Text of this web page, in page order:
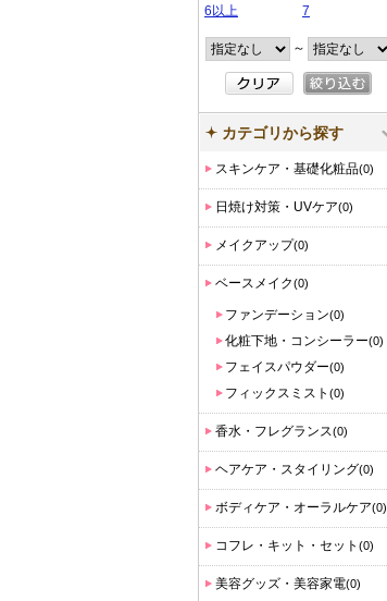
6以上
7
～
カテゴリから探す
スキンケア・基礎化粧品(0)
日焼け対策・UVケア(0)
メイクアップ(0)
ベースメイク(0)
ファンデーション(0)
化粧下地・コンシーラー(0)
フェイスパウダー(0)
フィックスミスト (0)
香水・フレグランス(0)
ヘアケア・スタイリング(0)
ボディケア・オーラルケア(0)
コフレ・キット・セット (0)
美容グッズ・美容家電(0)